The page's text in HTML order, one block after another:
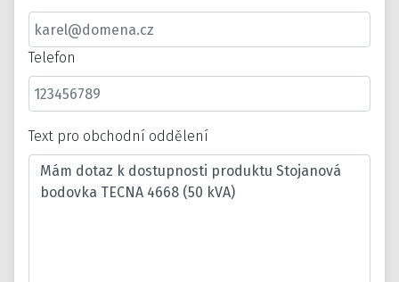
Telefon
Text pro obchodní oddělení